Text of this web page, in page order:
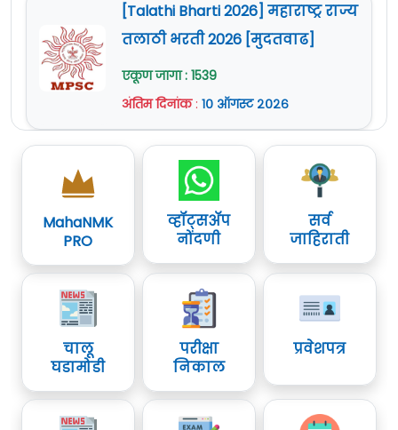
[Talathi Bharti 2026] महाराष्ट्र राज्य
तलाठी भरती 2026 [मुदतवाढ]
एकूण जागा : 1539
अंतिम दिनांक: १० ऑगस्ट २०२६
MahaNMK
PRO
व्हॉट्सॲप
नोंदणी
सर्व
जाहिराती
चालू
घडामोडी
परीक्षा
निकाल
प्रवेशपत्र